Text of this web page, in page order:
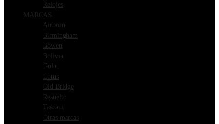
Relojes
MARCAS
Airborn
Birmingham
Bowen
Bolivia
Gola
Lotus
Old Bridge
Resuelto
Tascani
Otras marcas